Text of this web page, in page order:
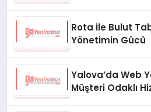
Rota İle Bulut
Yönetimin Gücü
Yalova’da Web
Müşteri Odaklı